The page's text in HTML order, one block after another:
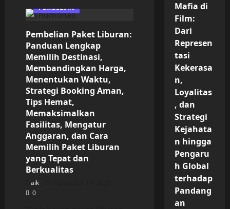
Bahan
Lengkap
Memilih
Produk
Segar
dan
Berkualitas,
Membandingkan
Harga,
Strategi
Belanja
Efektif,
Tips
Hemat,
Manajemen
Persediaan,
Keamanan
Konsumsi,
dan
Cara
Memaksimalkan
PEMBELIAN
Pembelian Paket Liburan:
Panduan Lengkap
Memilih Destinasi,
Membandingkan Harga,
Menentukan Waktu,
Strategi Booking Aman,
Tips Hemat,
Memaksimalkan
Fasilitas, Mengatur
Anggaran, dan Cara
Memilih Paket Liburan
yang Tepat dan
Berkualitas
aik
0
Mafia di
Film:
Dari
Represen
tasi
Kekerasa
n,
Loyalitas
, dan
Strategi
Kejahata
n hingga
Pengaru
h Global
terhadap
Pandang
an